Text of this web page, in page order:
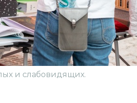
и слабовидящих.